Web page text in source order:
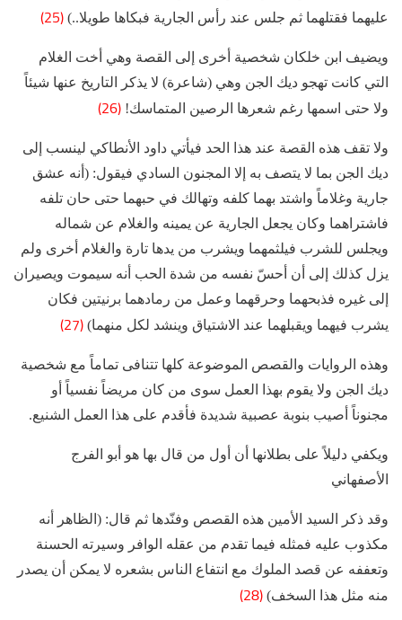
عليهما فقتلهما ثم جلس عند رأس الجارية فبكاها طويلا..) (25)
ويضيف ابن خلكان شخصية أخرى إلى القصة وهي أخت الغلام
التي كانت تهجو ديك الجن وهي (شاعرة) لا يذكر التاريخ عنها شيئاً
ولا حتى اسمها رغم شعرها الرصين المتماسك! (26)
ولا تقف هذه القصة عند هذا الحد فيأتي داود الأنطاكي لينسب إلى
ديك الجن بما لا يتصف به إلا المجنون السادي فيقول: (أنه عشق
جارية وغلاماً واشتد بهما كلفه وتهالك في حبهما حتى حان تلفه
فاشتراهما وكان يجعل الجارية عن يمينه والغلام عن شماله
ويجلس للشرب فيلثمهما ويشرب من يدها تارة والغلام أخرى ولم
يزل كذلك إلى أن أحسّ نفسه من شدة الحب أنه سيموت ويصيران
إلى غيره فذبحهما وحرقهما وعمل من رمادهما برنيتين فكان
يشرب فيهما ويقبلهما عند الاشتياق وينشد لكل منهما) (27)
وهذه الروايات والقصص الموضوعة كلها تتنافى تماماً مع شخصية
ديك الجن ولا يقوم بهذا العمل سوى من كان مريضاً نفسياً أو
مجنوناً أصيب بنوبة عصبية شديدة فأقدم على هذا العمل الشنيع.
ويكفي دليلاً على بطلانها أن أول من قال بها هو أبو الفرج
الأصفهاني
وقد ذكر السيد الأمين هذه القصص وفنّدها ثم قال: (الظاهر أنه
مكذوب عليه فمثله فيما تقدم من عقله الوافر وسيرته الحسنة
وتعففه عن قصد الملوك مع انتفاع الناس بشعره لا يمكن أن يصدر
منه مثل هذا السخف) (28)